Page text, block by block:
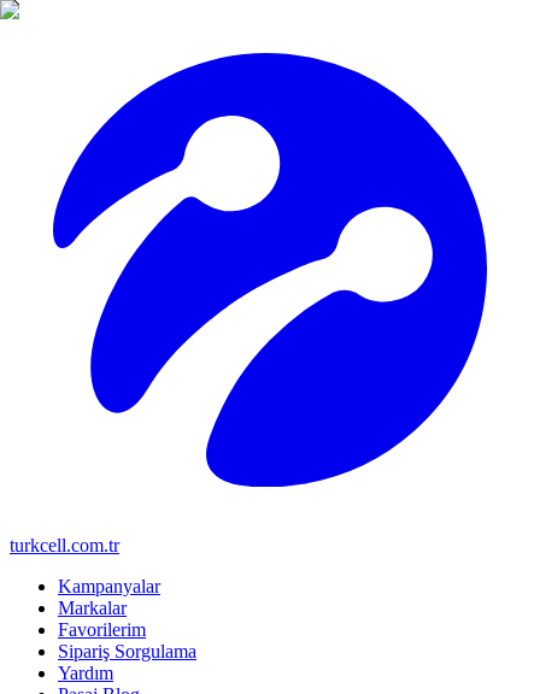
turkcell.com.tr
Kampanyalar
Markalar
Favorilerim
Sipariş Sorgulama
Yardım